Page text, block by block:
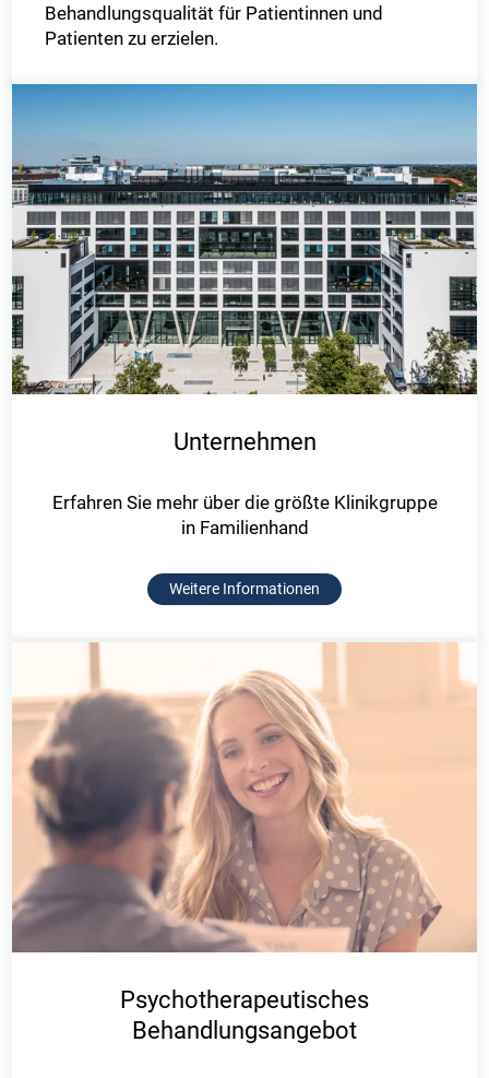
Behandlungsqualität für Patientinnen und
Patienten zu erzielen.
Unternehmen
Erfahren Sie mehr über die größte Klinikgruppe
in Familienhand
Weitere Informationen
Psychotherapeutisches
Behandlungsangebot